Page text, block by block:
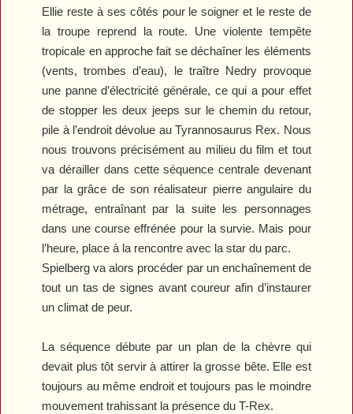
Ellie reste à ses côtés pour le soigner et le reste de
la troupe reprend la route. Une violente tempête
tropicale en approche fait se déchaîner les éléments
(vents, trombes d’eau), le traître Nedry provoque
une panne d’électricité générale, ce qui a pour effet
de stopper les deux jeeps sur le chemin du retour,
pile à l’endroit dévolue au Tyrannosaurus Rex. Nous
nous trouvons précisément au milieu du film et tout
va dérailler dans cette séquence centrale devenant
par la grâce de son réalisateur pierre angulaire du
métrage, entraînant par la suite les personnages
dans une course effrénée pour la survie. Mais pour
l’heure, place à la rencontre avec la star du parc.
Spielberg va alors procéder par un enchaînement de
tout un tas de signes avant coureur afin d’instaurer
un climat de peur.
La séquence débute par un plan de la chèvre qui
devait plus tôt servir à attirer la grosse bête. Elle est
toujours au même endroit et toujours pas le moindre
mouvement trahissant la présence du T-Rex.